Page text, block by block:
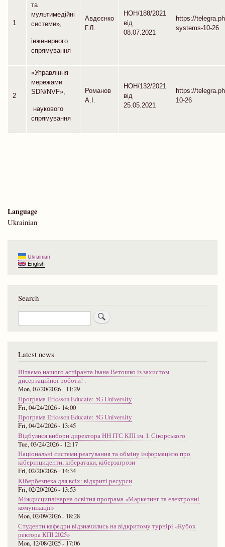
1
та
мультимедійні
системи»,
інженерного
спрямування
Авдєєнко
Г.Л.
НОН/188/2021
від
08.07.2021
https://
systems-10-26
2
«Управління
мережами
SDN/NVF»,
наукового
спрямування
Романов
А.І.
НОН/132/2021
від
25.05.2021
https://
10-26
Language
Ukrainian
Ukrainian
English
Search
Search
Latest news
Вітаємо нашого аспіранта Івана Ветошко із захистом
дисертаційної роботи! .
Mon, 07/20/2026 - 11:29
Програма Ericsson Educate: 5G University
Fri, 04/24/2026 - 14:00
Програма Ericsson Educate: 5G University
Fri, 04/24/2026 - 13:45
Відбулися вибори директора НН ІТС КПІ ім. І. Сікорського
Tue, 03/24/2026 - 12:17
Національні системи реагування та обміну інформацією про
кіберінциденти, кібератаки, кіберзагрози
Fri, 02/20/2026 - 14:34
Кібербезпека для всіх: відкриті ресурси
Fri, 02/20/2026 - 13:53
Міждисциплінарна освітня програма «Маркетинг та електронні
комунікації»
Mon, 02/09/2026 - 18:28
Студенти кафедри відзначились на відкритому турнірі «Кубок
ректора КПІ 2025»
Mon, 12/08/2025 - 17:06